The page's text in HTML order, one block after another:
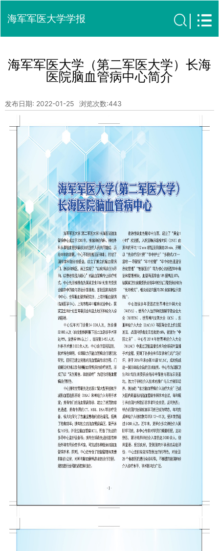
海军军医大学学报
海军军医大学（第二军医大学）长海
医院脑血管病中心简介
发布日期: 2022-01-25 浏览次数:443